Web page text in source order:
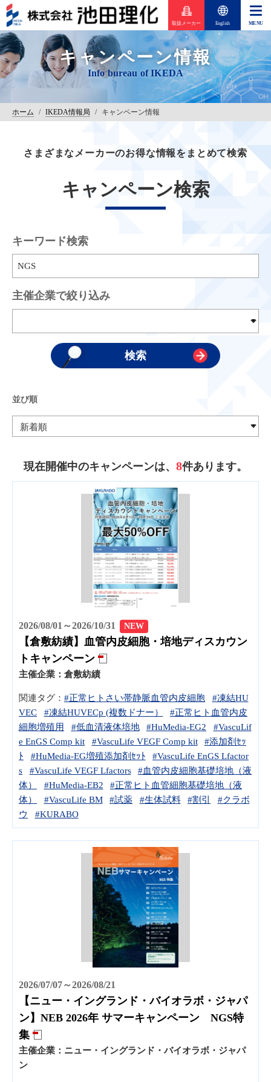
取扱メーカー English
キャンペーン情報
ホーム / IKEDA情報局 / キャンペーン情報
さまざまなメーカーのお得な情報をまとめて検索
キャンペーン検索
キーワード検索
主催企業で絞り込み
並び順
現在開催中のキャンペーンは、 8件あります。
2026/08/01～2026/10/31 NEW
【倉敷紡績】血管内皮細胞・培地ディスカウン
トキャンペーン
主催企業： 倉敷紡績
関連タグ： #正常ヒトさい帯静脈血管内皮細胞
#凍結HU
VEC
#凍結HUVECp (複数ドナー）
#正常ヒト血管内皮
細胞増殖用
#低血清液体培地 #HuMedia-EG2
#VascuLif
e EnGS Comp kit
#VascuLife VEGF Comp kit
#添加剤ｾｯ
ﾄ
#HuMedia-EG増殖添加剤ｾｯﾄ
#VascuLife EnGS Lfactor
s
#VascuLife VEGF Lfactors
#血管内皮細胞基礎培地（液
体）
#HuMedia-EB2
#正常ヒト血管細胞基礎培地（液
体）
#VascuLife BM #試薬 #生体試料 #割引
#クラボ
ウ
#KURABO
2026/07/07～2026/08/21
【ニュー・イングランド・バイオラボ・ジャパ
ン】NEB 2026年 サマーキャンペーン NGS特
集
主催企業： ニュー・イングランド・バイオラボ・ジャパ
ン